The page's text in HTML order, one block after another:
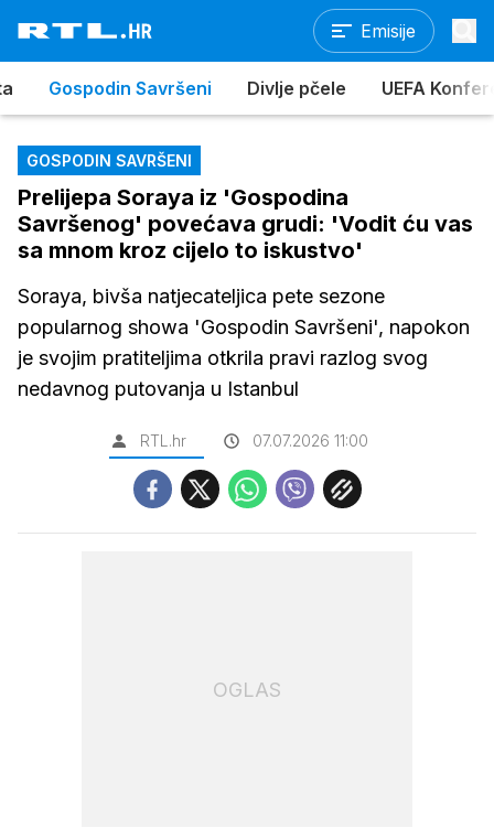
Emisije
Gospodin Savršeni Divlje pčele UEFA
GOSPODIN SAVRŠENI
Prelijepa Soraya iz 'Gospodina
Savršenog' povećava grudi: 'Vodit ću vas
sa mnom kroz cijelo to iskustvo'
Soraya, bivša natjecateljica pete sezone
popularnog showa 'Gospodin Savršeni', napokon
je svojim pratiteljima otkrila pravi razlog svog
nedavnog putovanja u Istanbul
RTL.hr 07.07.2026 11:00
OGLAS